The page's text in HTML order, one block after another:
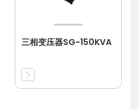
三相变压器SG-150KVA